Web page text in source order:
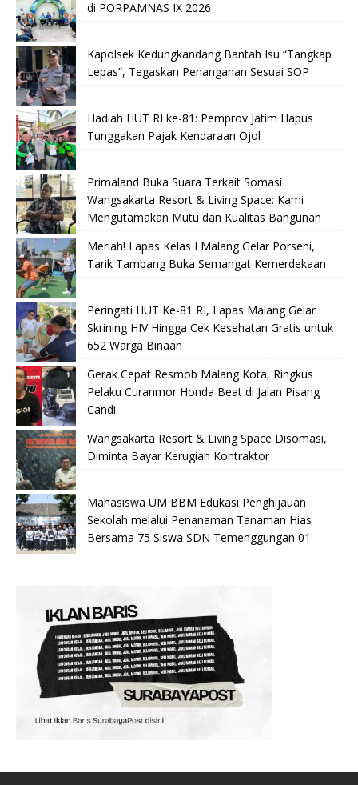
di PORPAMNAS IX 2026
Kapolsek Kedungkandang Bantah Isu “Tangkap
Lepas”, Tegaskan Penanganan Sesuai SOP
Hadiah HUT RI ke-81: Pemprov Jatim Hapus
Tunggakan Pajak Kendaraan Ojol
Primaland Buka Suara Terkait Somasi
Wangsakarta Resort & Living Space: Kami
Mengutamakan Mutu dan Kualitas Bangunan
Meriah! Lapas Kelas I Malang Gelar Porseni,
Tarik Tambang Buka Semangat Kemerdekaan
Peringati HUT Ke-81 RI, Lapas Malang Gelar
Skrining HIV Hingga Cek Kesehatan Gratis untuk
652 Warga Binaan
Gerak Cepat Resmob Malang Kota, Ringkus
Pelaku Curanmor Honda Beat di Jalan Pisang
Candi
Wangsakarta Resort & Living Space Disomasi,
Diminta Bayar Kerugian Kontraktor
Mahasiswa UM BBM Edukasi Penghijauan
Sekolah melalui Penanaman Tanaman Hias
Bersama 75 Siswa SDN Temenggungan 01